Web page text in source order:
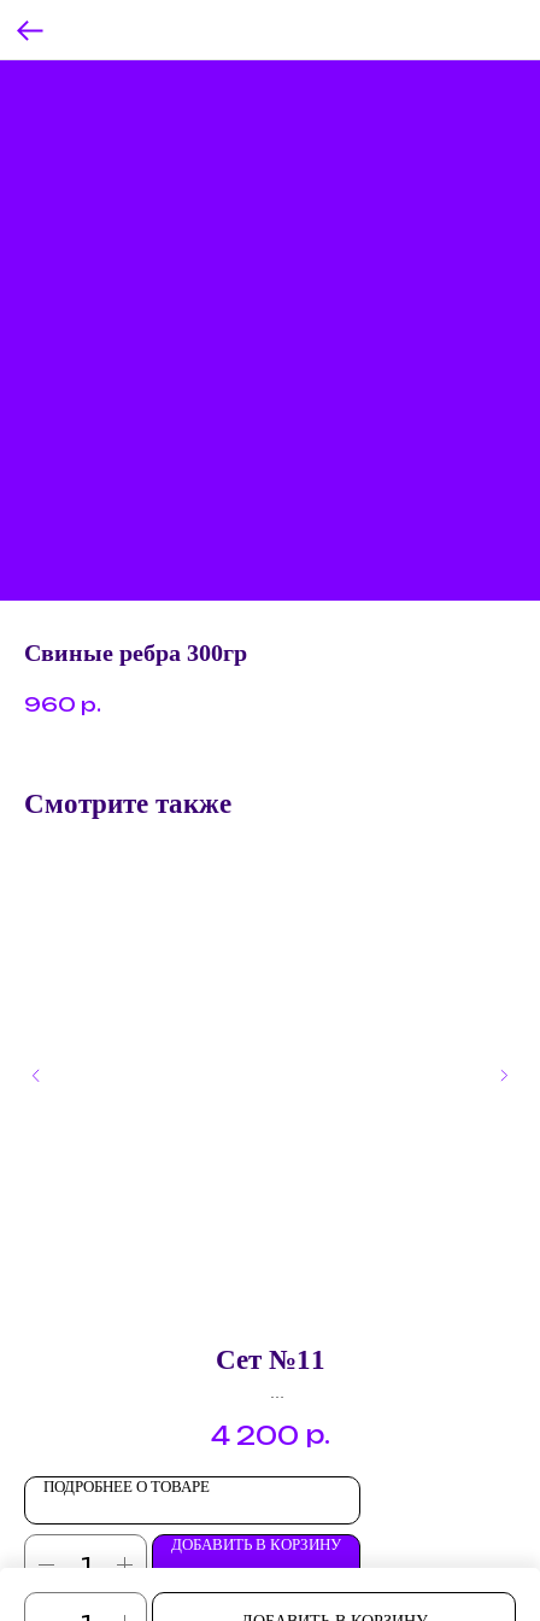
Свиные ребра 300гр
960 р.
Смотрите также
Сет №11
Брускетта "Семга с маслинами и пармезаном"
Эклер "Куриный паштет с кунжутом"
Канапе "Мясной деликатесс с фета"
Канапе "Блинный ролл с курицей"
4 200 р.
ПОДРОБНЕЕ О ТОВАРЕ
ДОБАВИТЬ В КОРЗИНУ